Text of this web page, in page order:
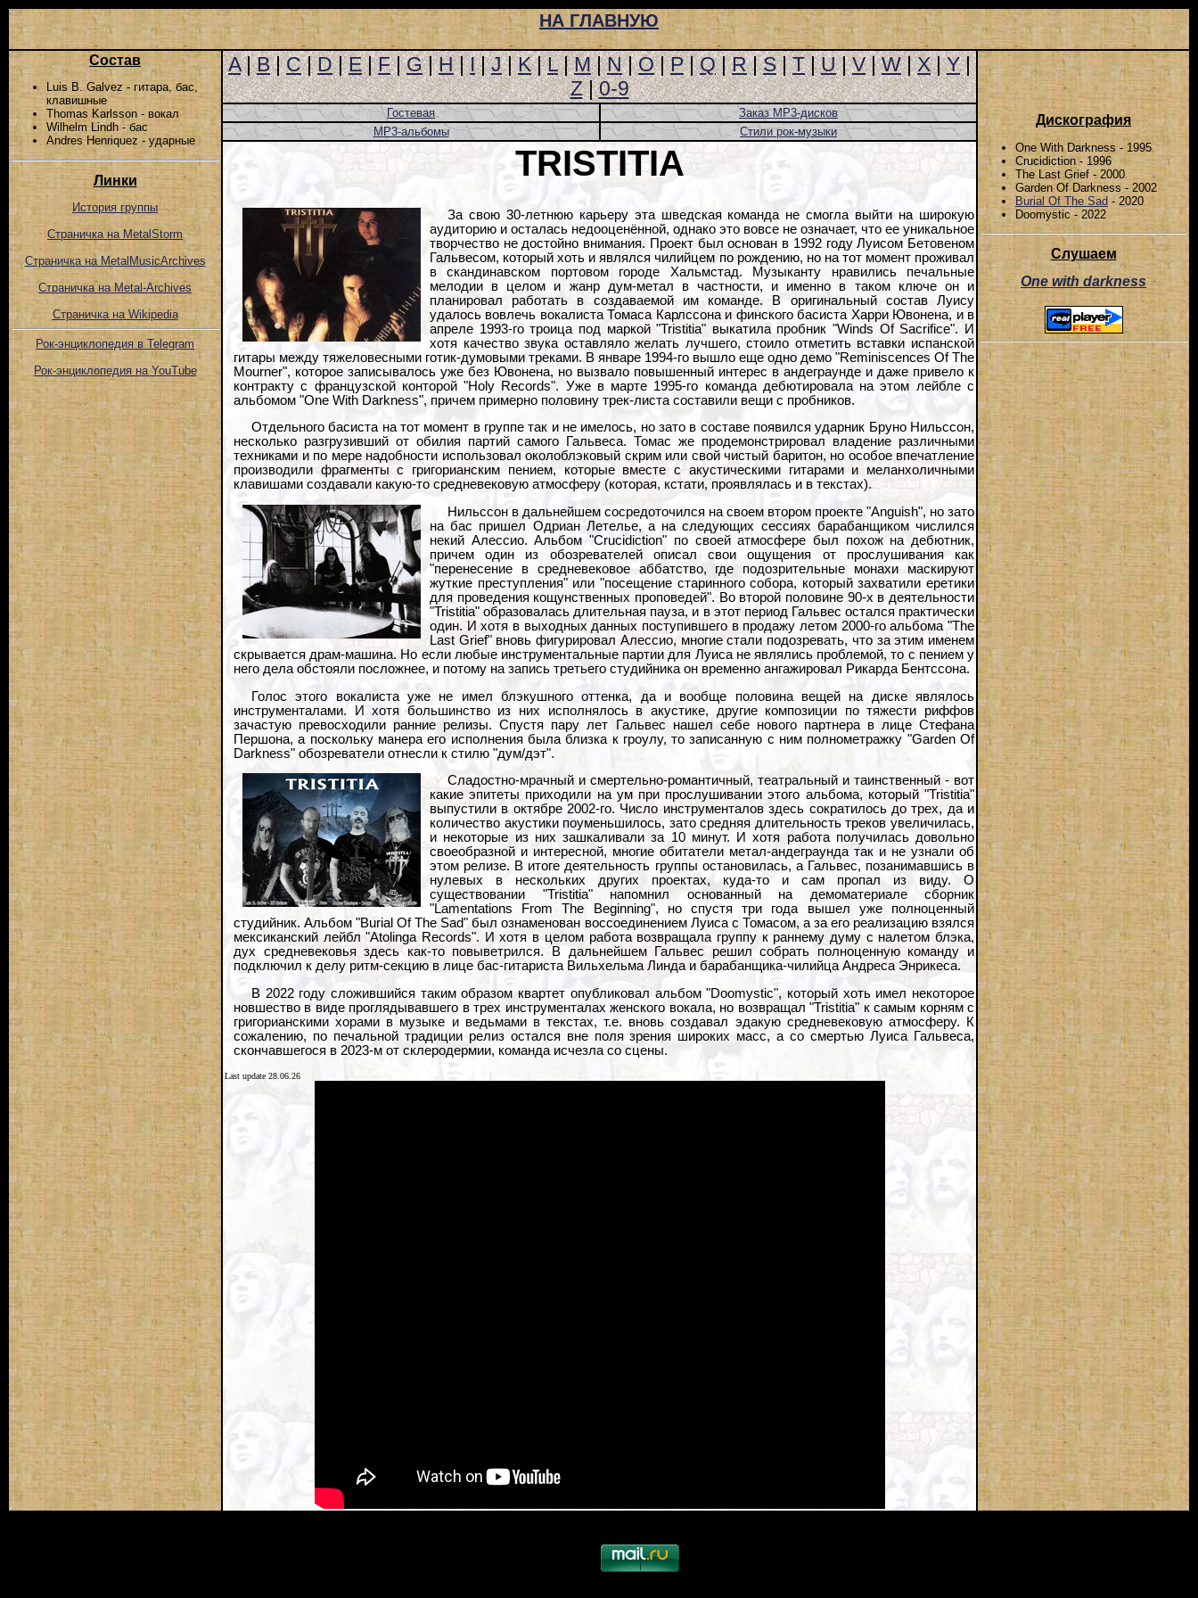
НА ГЛАВНУЮ
Состав
Luis B. Galvez - гитара, бас,
клавишные
Thomas Karlsson - вокал
Wilhelm Lindh - бас
Andres Henriquez - ударные
Линки
История группы
Страничка на MetalStorm
Страничка на MetalMusicArchives
Страничка на Metal-Archives
Страничка на Wikipedia
Рок-энциклопедия в Telegram
Рок-энциклопедия на YouTube
A|B|C|D|E|F|G|H|I|J|K|L|M|N|O|P|Q|R|S|T|U|V|W|X|Y|
Z|0-9
Дискография
One With Darkness - 1995
Crucidiction - 1996
The Last Grief - 2000
Garden Of Darkness - 2002
Burial Of The Sad - 2020
Doomystic - 2022
Слушаем
One with darkness
Гостевая
Заказ MP3-дисков
MP3-альбомы
Стили рок-музыки
TRISTITIA
За свою 30-летнюю карьеру эта шведская команда не смогла выйти на широкую
аудиторию и осталась недооценённой, однако это вовсе не означает, что ее уникальное
творчество не достойно внимания. Проект был основан в 1992 году Луисом Бетовеном
Гальвесом, который хоть и являлся чилийцем по рождению, но на тот момент проживал
в скандинавском портовом городе Хальмстад. Музыканту нравились печальные
мелодии в целом и жанр дум-метал в частности, и именно в таком ключе он и
планировал работать в создаваемой им команде. В оригинальный состав Луису
удалось вовлечь вокалиста Томаса Карлссона и финского басиста Харри Ювонена, и в
апреле 1993-го троица под маркой "Tristitia" выкатила пробник "Winds Of Sacrifice". И
хотя качество звука оставляло желать лучшего, стоило отметить вставки испанской
гитары между тяжеловесными готик-думовыми треками. В январе 1994-го вышло еще одно демо "Reminiscences Of The
Mourner", которое записывалось уже без Ювонена, но вызвало повышенный интерес в андеграунде и даже привело к
контракту с французской конторой "Holy Records". Уже в марте 1995-го команда дебютировала на этом лейбле с
альбомом "One With Darkness", причем примерно половину трек-листа составили вещи с пробников.
Отдельного басиста на тот момент в группе так и не имелось, но зато в составе появился ударник Бруно Нильссон,
несколько разгрузивший от обилия партий самого Гальвеса. Томас же продемонстрировал владение различными
техниками и по мере надобности использовал околоблэковый скрим или свой чистый баритон, но особое впечатление
производили фрагменты с григорианским пением, которые вместе с акустическими гитарами и меланхоличными
клавишами создавали какую-то средневековую атмосферу (которая, кстати, проявлялась и в текстах).
Нильссон в дальнейшем сосредоточился на своем втором проекте "Anguish", но зато
на бас пришел Одриан Летелье, а на следующих сессиях барабанщиком числился
некий Алессио. Альбом "Crucidiction" по своей атмосфере был похож на дебютник,
причем один из обозревателей описал свои ощущения от прослушивания как
"перенесение в средневековое аббатство, где подозрительные монахи маскируют
жуткие преступления" или "посещение старинного собора, который захватили еретики
для проведения кощунственных проповедей". Во второй половине 90-х в деятельности
"Tristitia" образовалась длительная пауза, и в этот период Гальвес остался практически
один. И хотя в выходных данных поступившего в продажу летом 2000-го альбома "The
Last Grief" вновь фигурировал Алессио, многие стали подозревать, что за этим именем
скрывается драм-машина. Но если любые инструментальные партии для Луиса не являлись проблемой, то с пением у
него дела обстояли посложнее, и потому на запись третьего студийника он временно ангажировал Рикарда Бентссона.
Голос этого вокалиста уже не имел блэкушного оттенка, да и вообще половина вещей на диске являлось
инструменталами. И хотя большинство из них исполнялось в акустике, другие композиции по тяжести риффов
зачастую превосходили ранние релизы. Спустя пару лет Гальвес нашел себе нового партнера в лице Стефана
Першона, а поскольку манера его исполнения была близка к гроулу, то записанную с ним полнометражку "Garden Of
Darkness" обозреватели отнесли к стилю "дум/дэт".
Сладостно-мрачный и смертельно-романтичный, театральный и таинственный - вот
какие эпитеты приходили на ум при прослушивании этого альбома, который "Tristitia"
выпустили в октябре 2002-го. Число инструменталов здесь сократилось до трех, да и
количество акустики поуменьшилось, зато средняя длительность треков увеличилась,
и некоторые из них зашкаливали за 10 минут. И хотя работа получилась довольно
своеобразной и интересной, многие обитатели метал-андеграунда так и не узнали об
этом релизе. В итоге деятельность группы остановилась, а Гальвес, позанимавшись в
нулевых в нескольких других проектах, куда-то и сам пропал из виду. О
существовании "Tristitia" напомнил основанный на демоматериале сборник
"Lamentations From The Beginning", но спустя три года вышел уже полноценный
студийник. Альбом "Burial Of The Sad" был ознаменован воссоединением Луиса с Томасом, а за его реализацию взялся
мексиканский лейбл "Atolinga Records". И хотя в целом работа возвращала группу к раннему думу с налетом блэка,
дух средневековья здесь как-то повыветрился. В дальнейшем Гальвес решил собрать полноценную команду и
подключил к делу ритм-секцию в лице бас-гитариста Вильхельма Линда и барабанщика-чилийца Андреса Энрикеса.
В 2022 году сложившийся таким образом квартет опубликовал альбом "Doomystic", который хоть имел некоторое
новшество в виде проглядывавшего в трех инструменталах женского вокала, но возвращал "Tristitia" к самым корням с
григорианскими хорами в музыке и ведьмами в текстах, т.е. вновь создавал эдакую средневековую атмосферу. К
сожалению, по печальной традиции релиз остался вне поля зрения широких масс, а со смертью Луиса Гальвеса,
скончавшегося в 2023-м от склеродермии, команда исчезла со сцены.
Last update 28.06.26